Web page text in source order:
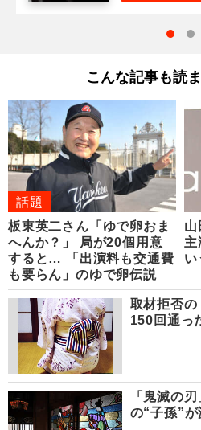
こんな記事も読
話題
板東英二さん「ゆで卵おま
へんか？」 局が20個用意
すると… 「出演料も交通費
も要らん」のゆで卵伝説
山
主
い
取材拒否の
150回通っ
「鬼滅の
の“子孫”